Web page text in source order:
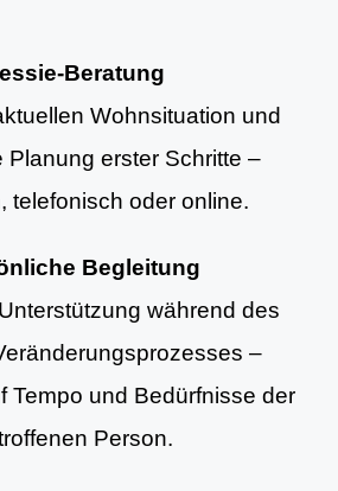
Beratung
Wohnsituation und
Planung erster Schritte –
telefonisch oder online.
Begleitung
während des
–
Tempo und Bedürfnisse der
Person.